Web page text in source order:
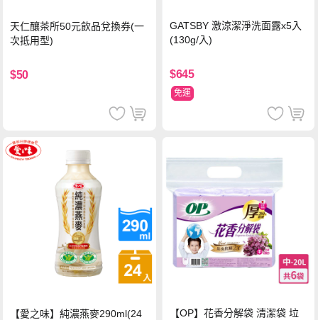
天仁釀茶所50元飲品兌換券(一
次抵用型)
$50
GATSBY 激涼潔淨洗面露x5入
(130g/入)
$645
免運
【愛之味】純濃燕麥290ml(24 【OP】花香分解袋 清潔袋 垃